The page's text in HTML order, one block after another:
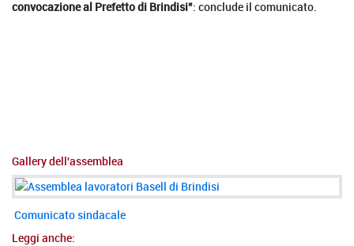
convocazione al Prefetto di Brindisi”: conclude il comunicato.
Gallery dell'assemblea
Comunicato sindacale
Leggi anche: